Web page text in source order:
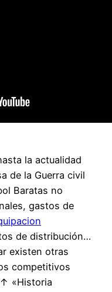
la actualidad
de la Guerra civil
Baratas no
gastos de
de distribución…
existen otras
competitivos
«Historia